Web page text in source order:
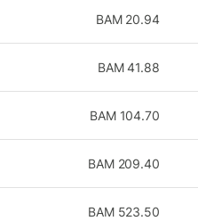
20.94
BAM
41.88
BAM
104.70
BAM
209.40
BAM
523.50
BAM